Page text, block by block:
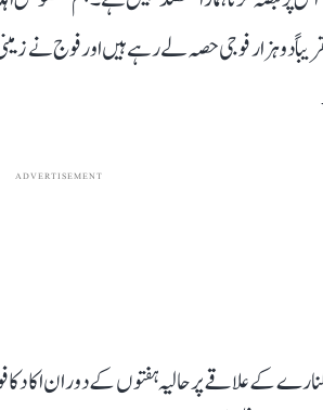
دو ہزار فوجی حصہ لے رہے ہیں اور فوج
ADVERTISEMENT
کے علاقے پر حالیہ ہفتوں کے دوران اکا دکا